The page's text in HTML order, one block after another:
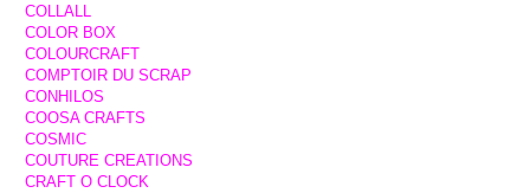
COLLALL
COLOR BOX
COLOURCRAFT
COMPTOIR DU SCRAP
CONHILOS
COOSA CRAFTS
COSMIC
COUTURE CREATIONS
CRAFT O CLOCK